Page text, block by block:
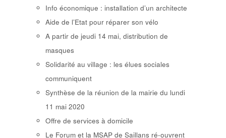
Info économique : installation d’un architecte
Aide de l’Etat pour réparer son vélo
A partir de jeudi 14 mai, distribution de
masques
Solidarité au village : les élues sociales
communiquent
Synthèse de la réunion de la mairie du lundi
11 mai 2020
Offre de services à domicile
Le Forum et la MSAP de Saillans ré-ouvrent